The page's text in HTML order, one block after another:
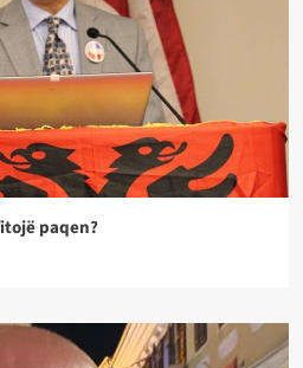
paqen?